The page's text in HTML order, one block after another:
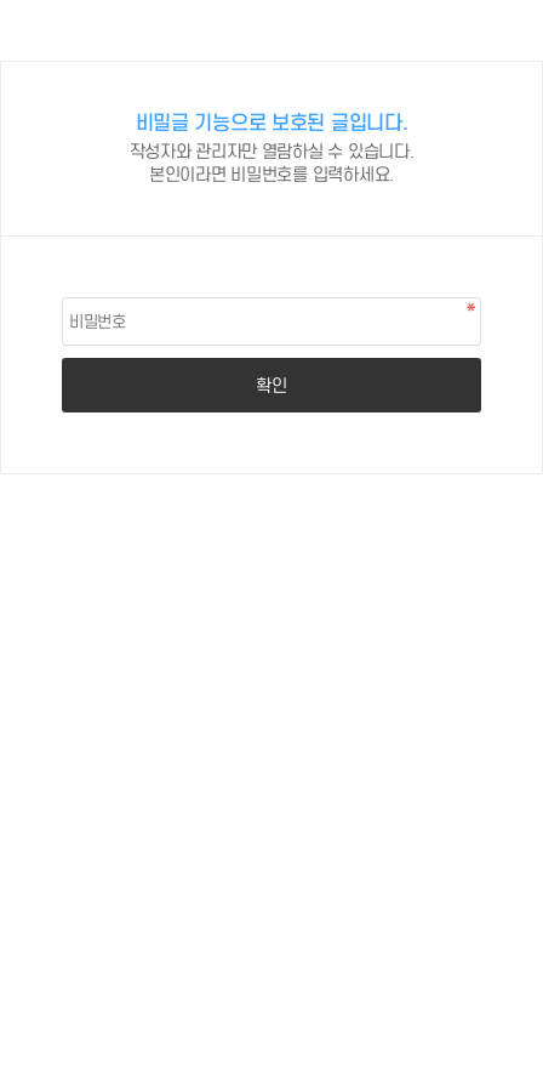
비밀글 기능으로 보호된 글입니다.
작성자와 관리자만 열람하실 수 있습니다.
본인이라면 비밀번호를 입력하세요.